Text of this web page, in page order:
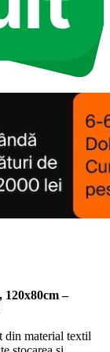
120x80cm –
din material textil